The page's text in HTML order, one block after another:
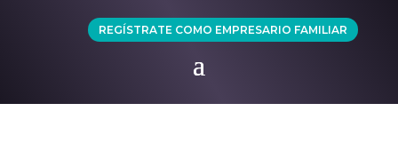
REGÍSTRATE COMO EMPRESARIO FAMILIAR